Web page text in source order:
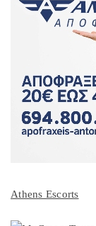
Athens Escorts